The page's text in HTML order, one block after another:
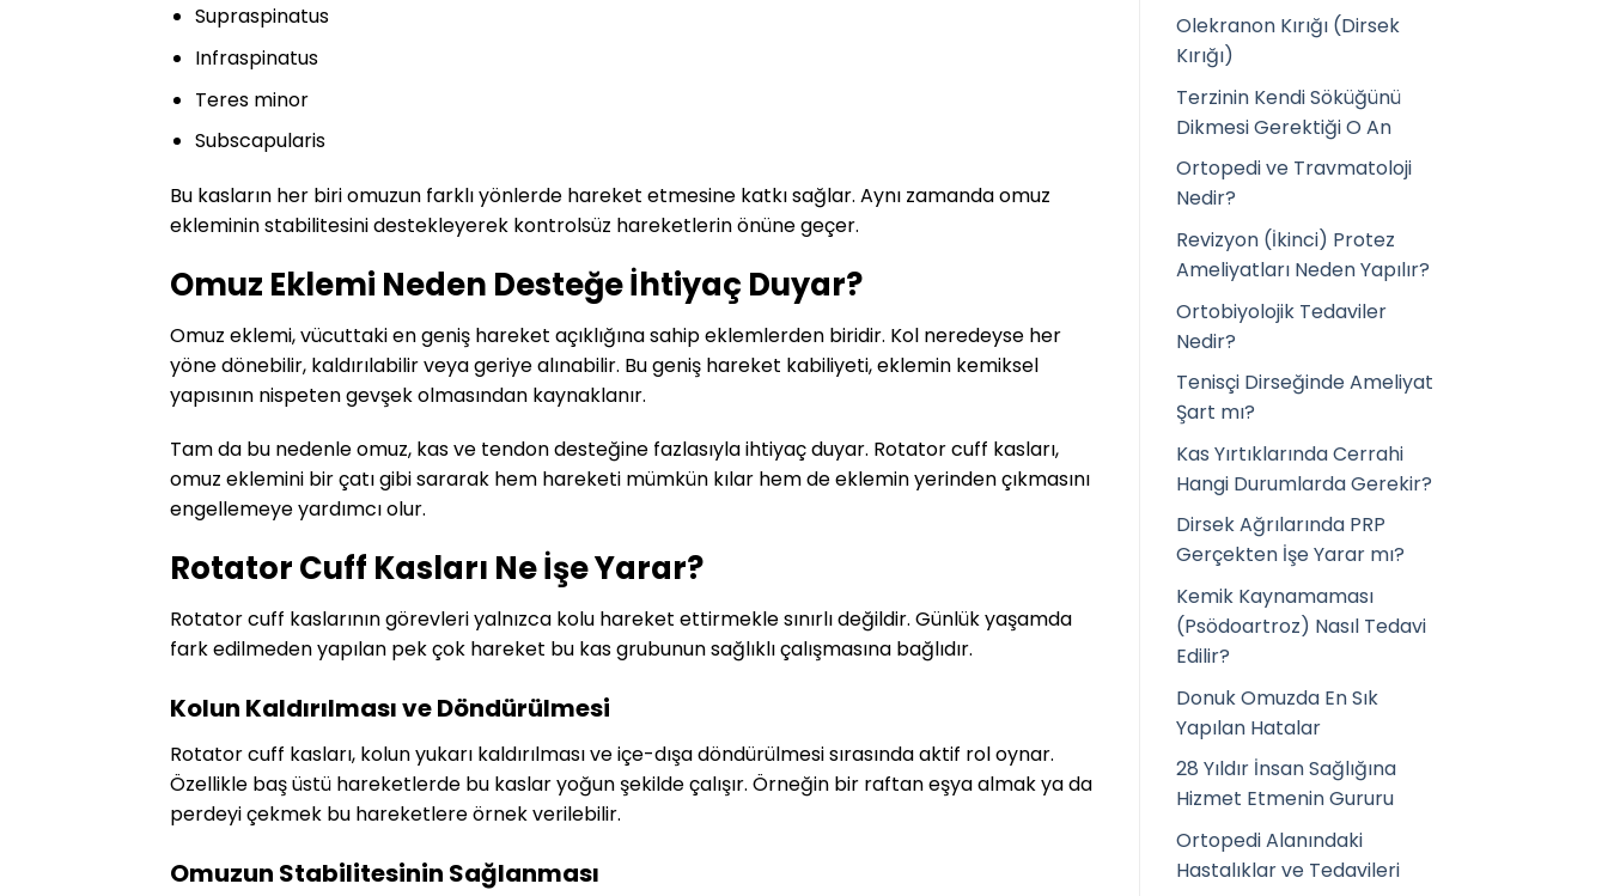
Supraspinatus
Infraspinatus
Teres minor
Subscapularis
Bu kasların her biri omuzun farklı yönlerde hareket etmesine katkı sağlar. Aynı zamanda omuz
ekleminin stabilitesini destekleyerek kontrolsüz hareketlerin önüne geçer.
Omuz Eklemi Neden Desteğe İhtiyaç Duyar?
Omuz eklemi, vücuttaki en geniş hareket açıklığına sahip eklemlerden biridir. Kol neredeyse her
yöne dönebilir, kaldırılabilir veya geriye alınabilir. Bu geniş hareket kabiliyeti, eklemin kemiksel
yapısının nispeten gevşek olmasından kaynaklanır.
Tam da bu nedenle omuz, kas ve tendon desteğine fazlasıyla ihtiyaç duyar. Rotator cuff kasları,
omuz eklemini bir çatı gibi sararak hem hareketi mümkün kılar hem de eklemin yerinden çıkmasını
engellemeye yardımcı olur.
Rotator Cuff Kasları Ne İşe Yarar?
Rotator cuff kaslarının görevleri yalnızca kolu hareket ettirmekle sınırlı değildir. Günlük yaşamda
fark edilmeden yapılan pek çok hareket bu kas grubunun sağlıklı çalışmasına bağlıdır.
Kolun Kaldırılması ve Döndürülmesi
Rotator cuff kasları, kolun yukarı kaldırılması ve içe-dışa döndürülmesi sırasında aktif rol oynar.
Özellikle baş üstü hareketlerde bu kaslar yoğun şekilde çalışır. Örneğin bir raftan eşya almak ya da
perdeyi çekmek bu hareketlere örnek verilebilir.
Omuzun Stabilitesinin Sağlanması
Olekranon Kırığı (Dirsek
Kırığı)
Terzinin Kendi Söküğünü
Dikmesi Gerektiği O An
Ortopedi ve Travmatoloji
Nedir?
Revizyon (İkinci) Protez
Ameliyatları Neden Yapılır?
Ortobiyolojik Tedaviler
Nedir?
Tenisçi Dirseğinde Ameliyat
Şart mı?
Kas Yırtıklarında Cerrahi
Hangi Durumlarda Gerekir?
Dirsek Ağrılarında PRP
Gerçekten İşe Yarar mı?
Kemik Kaynamaması
(Psödoartroz) Nasıl Tedavi
Edilir?
Donuk Omuzda En Sık
Yapılan Hatalar
28 Yıldır İnsan Sağlığına
Hizmet Etmenin Gururu
Ortopedi Alanındaki
Hastalıklar ve Tedavileri